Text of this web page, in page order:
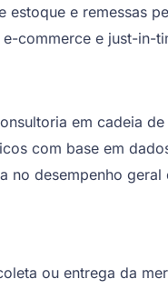
e remessas
commerce e just-in-
em cadeia
com base em
no desempenho
ou entrega da